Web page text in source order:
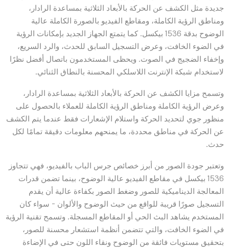
جديدة مثل الكشف عن الحركة بالأبعاد الثلاثية بمساعدة الرادار،
ومناطق الرؤية الكاملة، ومقاطع الفيديو بالصورة الكاملة عالية
الوضوح بدقة 1536 بيكسل. كما يتمتع الجهاز الجديد بإمكانات الرؤية
في الضوء الخافت، وعرض التسجيل السابق للحدث، والرد السريع،
وإخفاء الضجيج في الصوت. ويحظى المستخدمون باتصال أفضل نظرًا
لاستخدام شبكة الإنترنت اللاسلكي المحسنة بالنطاق الثنائي.
وتسمح مزايا الكشف عن الحركة بالأبعاد الثلاثية بمساعدة الرادار،
وعرض الرؤية الكاملة ومناطق الرؤية الكاملة للعملاء بالحصول على
منظور جوي لتحديد الحركة واستلام الإشعارات فقط عندما يتم الكشف
عن الحركة في مناطق محددة، ما يمنحهم معلومات دقيقة تمامًا لكل
حدث.
وتعتبر جودة الصور من أبرز خصائص جرس الباب بالفيديو، فهي تتجاوز
1536 بيكسل في مقاطع الفيديو عالية الوضوح، بينما تضمن قدرات
المعالجة الديناميكية للصور وضغط الصور بكفاءة عالية أن يقدم
التسجيل صورًا قريبة للواقع من حيث الوضوح والألوان – سواء كان
المستخدم يشاهد البث الحي أو المقاطع المسجلة. وتسمح تقنية الرؤية
في الضوء الخافت، والتي تتضمن أنظمة استشعار محسنة للصور،
بتحقيق مستويات فائقة من الوضوح ونقاء اللون حتى في الإضاءة